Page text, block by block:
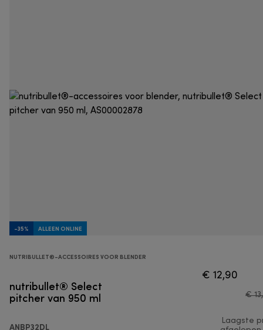
-35% ALLEEN ONLINE
NUTRIBULLET®-ACCESSOIRES VOOR BLENDER
nutribullet® Select
pitcher van 950 ml
ANBP32DL
€ 12,90
€
Laagste